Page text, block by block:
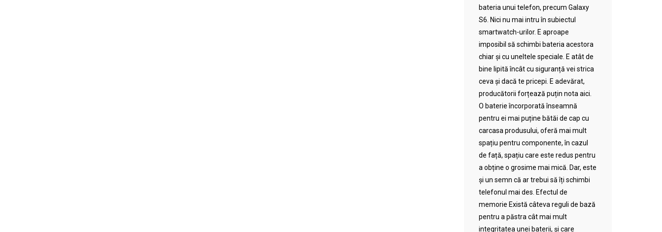
bateria unui telefon, precum Galaxy
S6. Nici nu mai intru în subiectul
smartwatch-urilor. E aproape
imposibil să schimbi bateria acestora
chiar și cu uneltele speciale. E atât de
bine lipită încât cu siguranță vei strica
ceva și dacă te pricepi. E adevărat,
producătorii forțează puțin nota aici.
O baterie încorporată înseamnă
pentru ei mai puține bătăi de cap cu
carcasa produsului, oferă mai mult
spațiu pentru componente, în cazul
de față, spațiu care este redus pentru
a obține o grosime mai mică. Dar, este
și un semn că ar trebui să îți schimbi
telefonul mai des. Efectul de
memorie Există câteva reguli de bază
pentru a păstra cât mai mult
integritatea unei baterii, și care